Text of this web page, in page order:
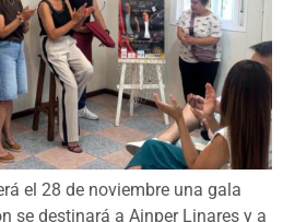
el 28 de noviembre una gala
se destinará a Ainper Linares y a